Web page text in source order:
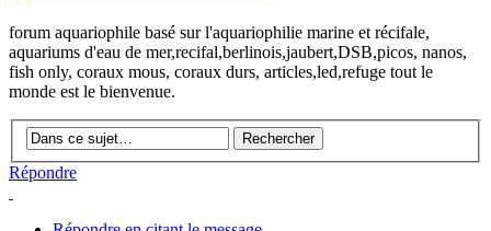
forum aquariophile basé sur l'aquariophilie marine et récifale,
aquariums d'eau de mer,recifal,berlinois,jaubert,DSB,picos, nanos,
fish only, coraux mous, coraux durs, articles,led,refuge tout le
monde est le bienvenue.
Répondre